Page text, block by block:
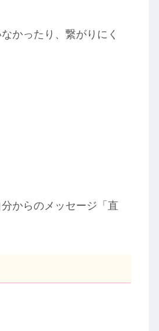
かったり、繋がりにく
からのメッセージ「直